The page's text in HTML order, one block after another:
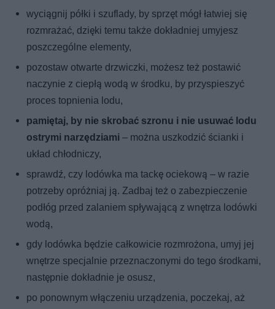
wyciągnij półki i szuflady, by sprzęt mógł łatwiej się
rozmrażać, dzięki temu także dokładniej umyjesz
poszczególne elementy,
pozostaw otwarte drzwiczki, możesz też postawić
naczynie z ciepłą wodą w środku, by przyspieszyć
proces topnienia lodu,
pamiętaj, by nie skrobać szronu i nie usuwać lodu
ostrymi narzędziami – można uszkodzić ścianki i
układ chłodniczy,
sprawdź, czy lodówka ma tackę ociekową – w razie
potrzeby opróżniaj ją. Zadbaj też o zabezpieczenie
podłóg przed zalaniem spływającą z wnętrza lodówki
wodą,
gdy lodówka będzie całkowicie rozmrożona, umyj jej
wnętrze specjalnie przeznaczonymi do tego środkami,
następnie dokładnie je osusz,
po ponownym włączeniu urządzenia, poczekaj, aż